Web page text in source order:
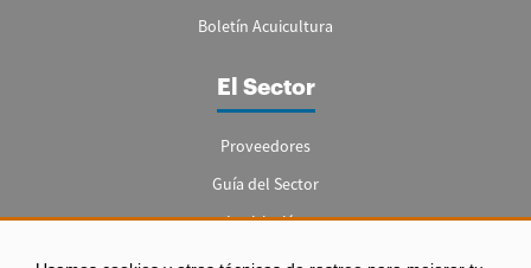
Boletín Acuicultura
El Sector
Proveedores
Guía del Sector
Legislación
Empleo